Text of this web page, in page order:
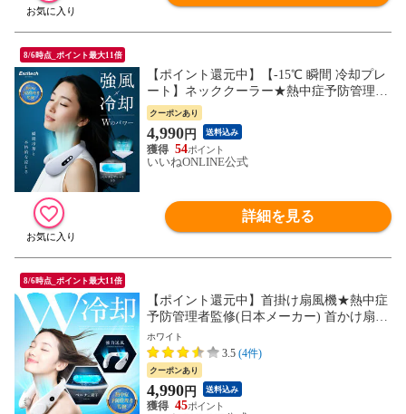
8/6時点_ポイント最大11倍
【ポイント還元中】【-15℃ 瞬間 冷却プレ
ート】ネッククーラー★熱中症予防管理者
監修 ペルチェ素子【日本企業企画】5200m
Ah ネックファン 首掛け扇風機 2026年 プ
レゼント ギフト EXCITECH 父の日 冷却
クーポンあり
4,990円 送料込み
54
いいねONLINE公式
詳細を見る
8/6時点_ポイント最大11倍
【ポイント還元中】首掛け扇風機★熱中症
予防管理者監修(日本メーカー) 首かけ扇風
機 -15℃瞬間冷却プレート ネックファン 扇
風機 ネッククーラー 携帯扇風機 羽なし 羽
根なし 冷感 大風量 EXCITECH 冷却 父の
日
ホワイト
3.5 (4件)
クーポンあり
4,990円 送料込み
45